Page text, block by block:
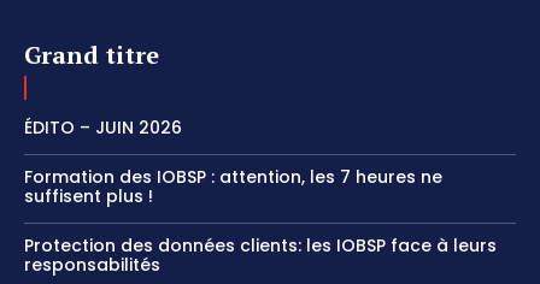
Grand titre
ÉDITO – JUIN 2026
Formation des IOBSP : attention, les 7 heures ne
suffisent plus !
Protection des données clients: les IOBSP face à leurs
responsabilités